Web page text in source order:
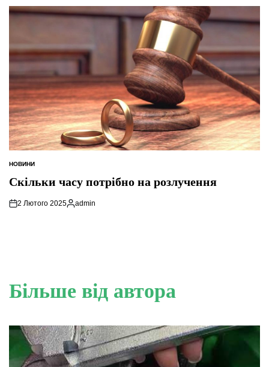
ОПУБЛІКУВАТИ
У
НОВИНИ
Скільки часу потрібно на розлучення
2 Лютого 2025
Опубліковано
admin
Більше від автора